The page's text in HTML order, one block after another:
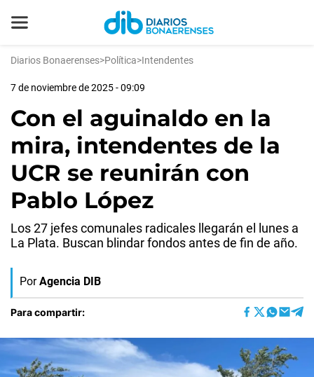
Diarios Bonaerenses>Política>Intendentes
7 de noviembre de 2025 - 09:09
Con el aguinaldo en la
mira, intendentes de la
UCR se reunirán con
Pablo López
Los 27 jefes comunales radicales llegarán el lunes a
La Plata. Buscan blindar fondos antes de fin de año.
Por Agencia DIB
Para compartir: